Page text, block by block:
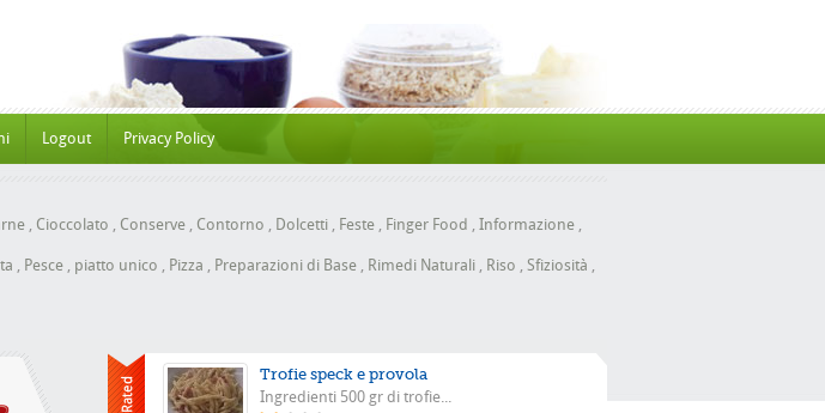
Logout Privacy Policy
, Cioccolato , Conserve , Contorno , Dolcetti , Feste , Finger Food , Informazione ,
, Pesce , piatto unico , Pizza , Preparazioni di Base , Rimedi Naturali , Riso , Sfiziosità ,
Trofie speck e provola
Ingredienti 500 gr di trofie...